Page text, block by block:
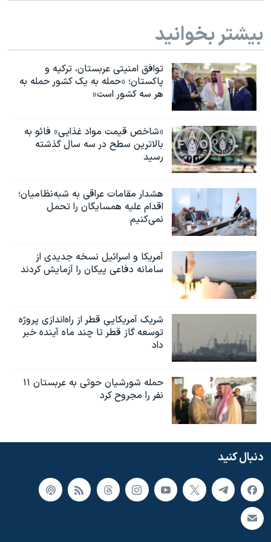
نرگس محمدی برنده جایزه نوبل صلح
همایش محافظه‌کاران آمریکا «سی‌پک»
صفحه‌های ویژه
سفر پرزیدنت ترامپ به چین
بیشتر بخوانید
توافق امنیتی عربستان، ترکیه و
پاکستان؛ «حمله به یک کشور حمله به
هر سه کشور است»
«شاخص قیمت مواد غذایی» فائو به
بالاترین سطح در سه سال گذشته
رسید
هشدار مقامات عراقی به شبه‌نظامیان؛
اقدام علیه همسایگان را تحمل
نمی‌کنیم
آمریکا و اسرائیل نسخه جدیدی از
سامانه دفاعی پیکان را آزمایش کردند
شریک آمریکایی قطر از راه‌اندازی پروژه
توسعه گاز قطر تا چند ماه آینده خبر
داد
حمله شورشیان حوثی به عربستان ۱۱
نفر را مجروح کرد
دنبال کنید